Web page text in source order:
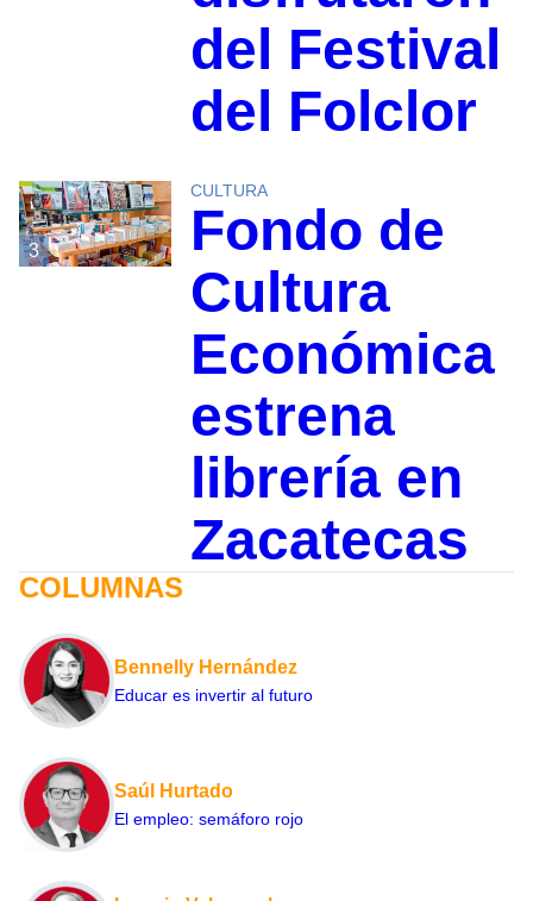
del Festival
del Folclor
3
CULTURA
Fondo de
Cultura
Económica
estrena
librería en
Zacatecas
COLUMNAS
Bennelly Hernández
Educar es invertir al futuro
Saúl Hurtado
El empleo: semáforo rojo